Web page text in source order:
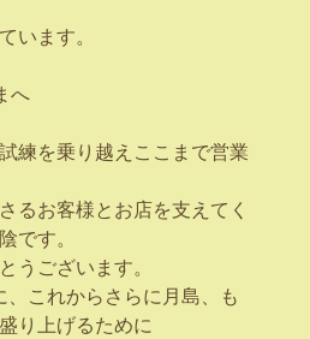
います。
へ
練を乗り越えここまで営業
るお客様とお店を支えてく
です。
うございます。
これからさらに月島、も
り上げるために